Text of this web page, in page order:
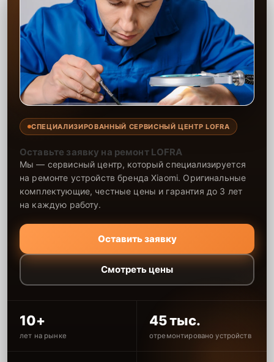
СПЕЦИАЛИЗИРОВАННЫЙ СЕРВИСНЫЙ ЦЕНТР LOFRA
Оставьте заявку на ремонт LOFRA
Мы — сервисный центр, который специализируется
на ремонте устройств бренда Xiaomi. Оригинальные
комплектующие, честные цены и гарантия до 3 лет
на каждую работу.
Оставить заявку
Смотреть цены
10+
лет на рынке
45 тыс.
отремонтировано устройств